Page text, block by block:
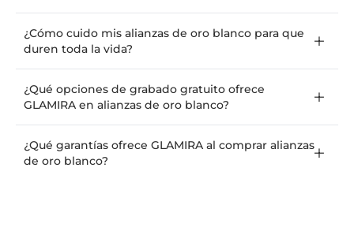
¿Cómo cuido mis alianzas de oro blanco para que
duren toda la vida?
¿Qué opciones de grabado gratuito ofrece
GLAMIRA en alianzas de oro blanco?
¿Qué garantías ofrece GLAMIRA al comprar alianzas
de oro blanco?